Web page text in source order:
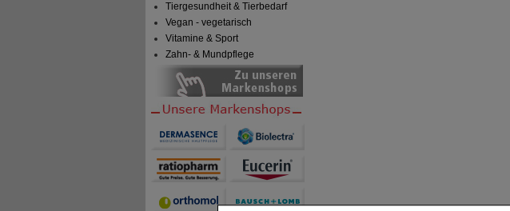
Tiergesundheit & Tierbedarf
Vegan - vegetarisch
Vitamine & Sport
Zahn- & Mundpflege